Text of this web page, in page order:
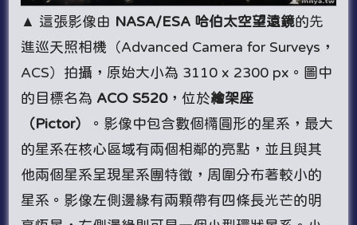
▲ 這張影像由 NASA/ESA 哈伯太空望遠鏡的先
進巡天照相機（Advanced Camera for Surveys，
ACS）拍攝，原始大小為 3110 x 2300 px。圖中
的目標名為 ACO S520，位於繪架座
（Pictor）
。影像中包含數個橢圓形的星系，最大
的星系在核心區域有兩個相鄰的亮點，並且與其
他兩個星系呈現星系團特徵，周圍分布著較小的
星系。影像左側邊緣有兩顆帶有四條長光芒的明